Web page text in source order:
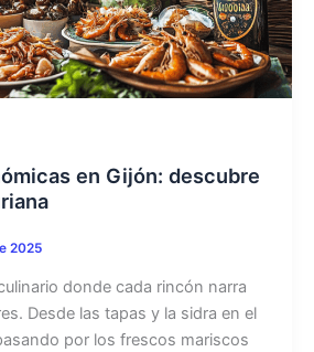
en Gijón: descubre
2025
donde cada rincón narra
Desde las tapas y la sidra en el
por los frescos mariscos